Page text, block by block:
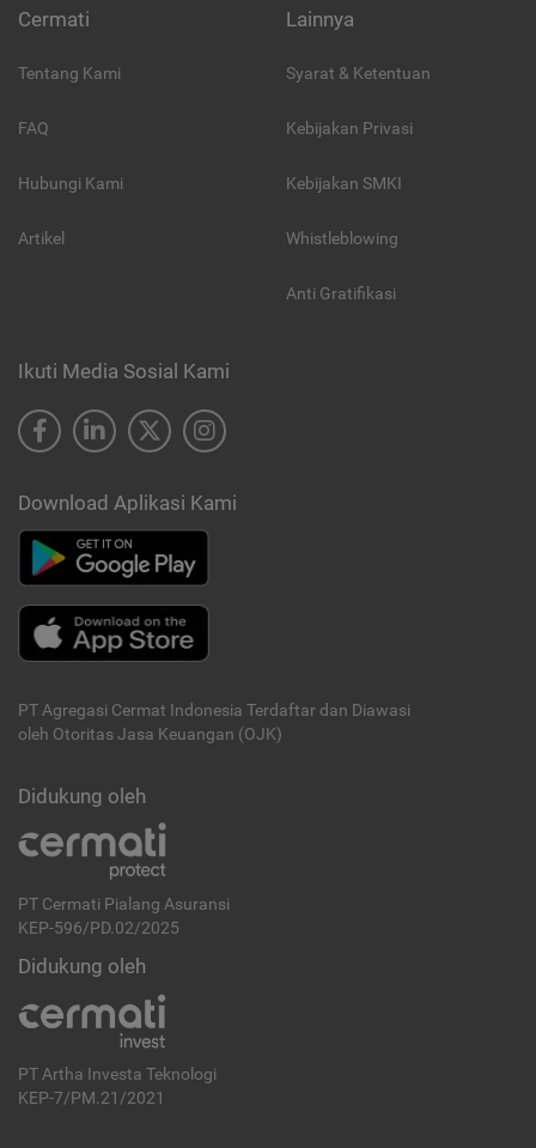
Cermati
Tentang Kami
FAQ
Hubungi Kami
Artikel
Lainnya
Syarat & Ketentuan
Kebijakan Privasi
Kebijakan SMKI
Whistleblowing
Anti Gratifikasi
Ikuti Media Sosial Kami
Download Aplikasi Kami
PT Agregasi Cermat Indonesia Terdaftar dan Diawasi
oleh Otoritas Jasa Keuangan (OJK)
Didukung oleh
PT Cermati Pialang Asuransi
KEP-596/PD.02/2025
Didukung oleh
PT Artha Investa Teknologi
KEP-7/PM.21/2021